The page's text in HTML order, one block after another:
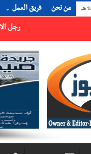
من نحن فريق العمل